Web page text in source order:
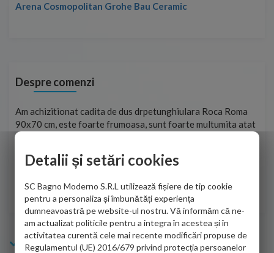
Arena Cosmopolitan Grohe Bau Ceramic
Despre comenzi
Am achizitionat cadita de dus drpetunghiulara Roca Roma
90x70 cm, este foarte frumoasa, sunt foarte multumita atat
de personalul firmei dvs. cu care am colaborat in obtinerea
adus coletul in siguranta.Numai bine, va doresc!
Sofrone Viviana -28.07.2026
Info Bagno
Detalii și setări cookies
SC Bagno Moderno S.R.L utilizează fișiere de tip cookie
pentru a personaliza și îmbunătăți experiența
dumneavoastră pe website-ul nostru. Vă informăm că ne-
am actualizat politicile pentru a integra în acestea și în
activitatea curentă cele mai recente modificări propuse de
Regulamentul (UE) 2016/679 privind protecția persoanelor